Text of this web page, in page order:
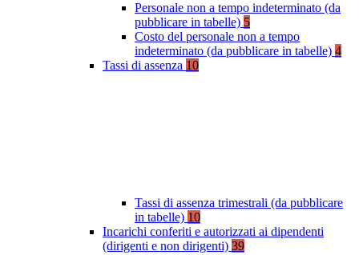
Personale non a tempo indeterminato (da
pubblicare in tabelle) 5
Costo del personale non a tempo
indeterminato (da pubblicare in tabelle) 4
Tassi di assenza 10
Tassi di assenza trimestrali (da pubblicare
in tabelle) 10
Incarichi conferiti e autorizzati ai dipendenti
(dirigenti e non dirigenti) 39